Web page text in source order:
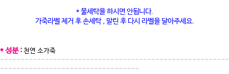
* 물세탁을 하시면 안됩니다.
가죽라벨 제거 후 손세탁 , 말린 후 다시 라벨을 달아주세요.
* 성분 : 천연 소가죽
--------------------------------------------------------
----------------------------------